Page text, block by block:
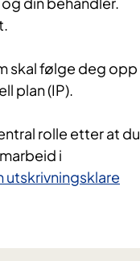
skal følge deg opp
plan (IP).
rolle etter at du
i
utskrivningsklare